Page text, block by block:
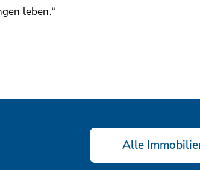
leben.“
Alle